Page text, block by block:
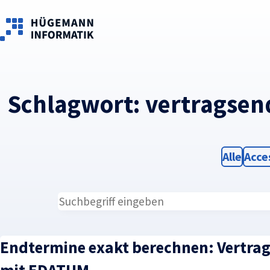
Schlagwort:
Filter
Alle
Endtermine exakt berechnen: